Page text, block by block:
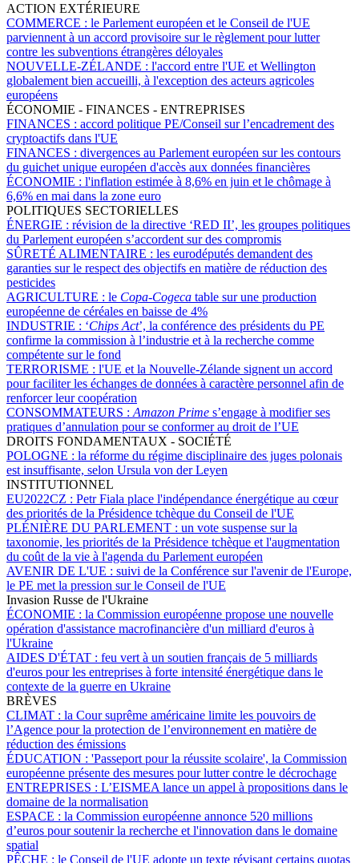
ACTION EXTÉRIEURE
COMMERCE : le Parlement européen et le Conseil de l'UE
parviennent à un accord provisoire sur le règlement pour lutter
contre les subventions étrangères déloyales
NOUVELLE-ZÉLANDE : l'accord entre l'UE et Wellington
globalement bien accueilli, à l'exception des acteurs agricoles
européens
ÉCONOMIE - FINANCES - ENTREPRISES
FINANCES : accord politique PE/Conseil sur l’encadrement des
cryptoactifs dans l'UE
FINANCES : divergences au Parlement européen sur les contours
du guichet unique européen d'accès aux données financières
ÉCONOMIE : l'inflation estimée à 8,6% en juin et le chômage à
6,6% en mai dans la zone euro
POLITIQUES SECTORIELLES
ÉNERGIE : révision de la directive ‘RED II’, les groupes politiques
du Parlement européen s’accordent sur des compromis
SÛRETÉ ALIMENTAIRE : les eurodéputés demandent des
garanties sur le respect des objectifs en matière de réduction des
pesticides
AGRICULTURE : le Copa-Cogeca table sur une production
européenne de céréales en baisse de 4%
INDUSTRIE : ‘Chips Act’, la conférence des présidents du PE
confirme la commission à l’industrie et à la recherche comme
compétente sur le fond
TERRORISME : l'UE et la Nouvelle-Zélande signent un accord
pour faciliter les échanges de données à caractère personnel afin de
renforcer leur coopération
CONSOMMATEURS : Amazon Prime s’engage à modifier ses
pratiques d’annulation pour se conformer au droit de l’UE
DROITS FONDAMENTAUX - SOCIÉTÉ
POLOGNE : la réforme du régime disciplinaire des juges polonais
est insuffisante, selon Ursula von der Leyen
INSTITUTIONNEL
EU2022CZ : Petr Fiala place l'indépendance énergétique au cœur
des priorités de la Présidence tchèque du Conseil de l'UE
PLÉNIÈRE DU PARLEMENT : un vote suspense sur la
taxonomie, les priorités de la Présidence tchèque et l'augmentation
du coût de la vie à l'agenda du Parlement européen
AVENIR DE L'UE : suivi de la Conférence sur l'avenir de l'Europe,
le PE met la pression sur le Conseil de l'UE
Invasion Russe de l'Ukraine
ÉCONOMIE : la Commission européenne propose une nouvelle
opération d'assistance macrofinancière d'un milliard d'euros à
l'Ukraine
AIDES D'ÉTAT : feu vert à un soutien français de 5 milliards
d'euros pour les entreprises à forte intensité énergétique dans le
contexte de la guerre en Ukraine
BRÈVES
CLIMAT : la Cour suprême américaine limite les pouvoirs de
l’Agence pour la protection de l’environnement en matière de
réduction des émissions
ÉDUCATION : 'Passeport pour la réussite scolaire', la Commission
européenne présente des mesures pour lutter contre le décrochage
ENTREPRISES : L’EISMEA lance un appel à propositions dans le
domaine de la normalisation
ESPACE : la Commission européenne annonce 520 millions
d’euros pour soutenir la recherche et l'innovation dans le domaine
spatial
PÊCHE : le Conseil de l'UE adopte un texte révisant certains quotas